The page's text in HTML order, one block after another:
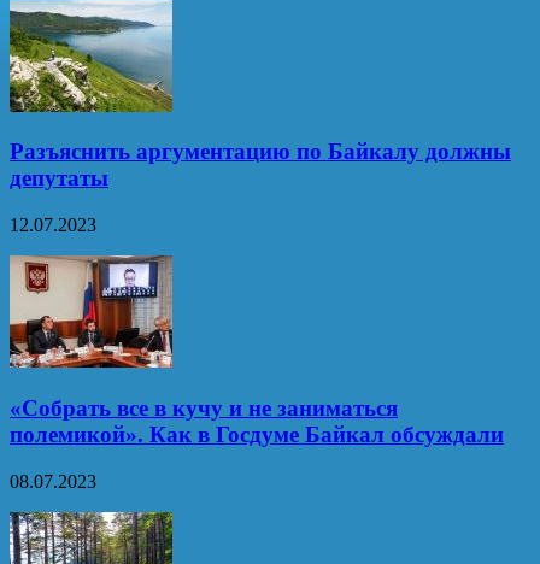
Разъяснить аргументацию по Байкалу должны
депутаты
12.07.2023
«Собрать все в кучу и не заниматься
полемикой». Как в Госдуме Байкал обсуждали
08.07.2023